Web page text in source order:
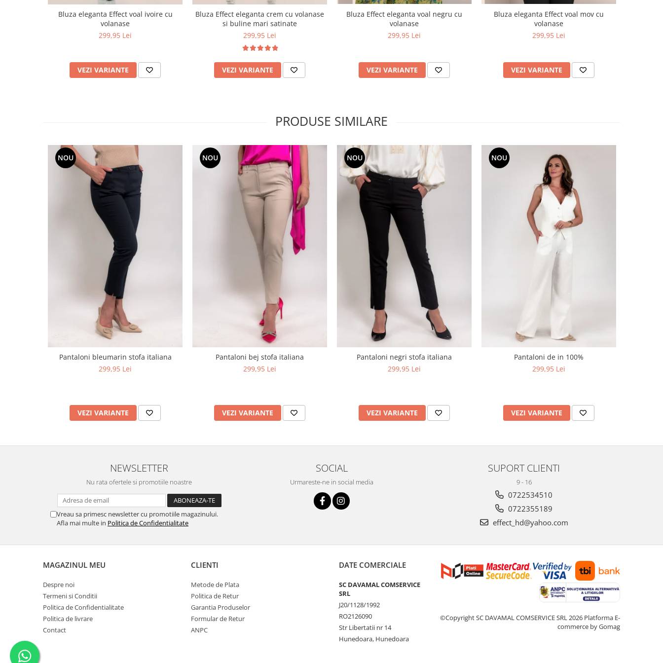
Bluza eleganta Effect voal ivoire cu
volanase
299,95 Lei
VEZI VARIANTE
Bluza Effect eleganta crem cu volanase
si buline mari satinate
299,95 Lei
VEZI VARIANTE
Bluza Effect eleganta voal negru cu
volanase
299,95 Lei
VEZI VARIANTE
Bluza eleganta Effect voal mov cu
volanase
299,95 Lei
VEZI VARIANTE
PRODUSE SIMILARE
NOU
Pantaloni bleumarin stofa italiana
299,95 Lei
VEZI VARIANTE
NOU
Pantaloni bej stofa italiana
299,95 Lei
VEZI VARIANTE
NOU
Pantaloni negri stofa italiana
299,95 Lei
VEZI VARIANTE
NOU
Pantaloni de in 100%
299,95 Lei
VEZI VARIANTE
NEWSLETTER
Nu rata ofertele si promotiile noastre
Vreau sa primesc newsletter cu promotiile magazinului.
Afla mai multe in Politica de Confidentialitate
SOCIAL
Urmareste-ne in social media
SUPORT CLIENTI
9 - 16
0722534510
0722355189
effect_hd@yahoo.com
MAGAZINUL MEU
Despre noi
Termeni si Conditii
Politica de Confidentialitate
Politica de livrare
Contact
CLIENTI
Metode de Plata
Politica de Retur
Garantia Produselor
Formular de Retur
ANPC
DATE COMERCIALE
SC DAVAMAL COMSERVICE
SRL
J20/1128/1992
RO2126090
Str Libertatii nr 14
Hunedoara, Hunedoara
©Copyright SC DAVAMAL COMSERVICE SRL 2026 Platforma E-
commerce by Gomag